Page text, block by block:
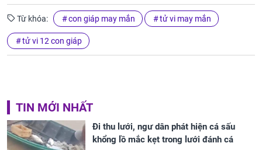
Từ khóa: con giáp may mắn tử vi may mắn
tử vi 12 con giáp
TIN MỚI NHẤT
Đi thu lưới, ngư dân phát hiện cá sấu
khổng lồ mắc kẹt trong lưới đánh cá